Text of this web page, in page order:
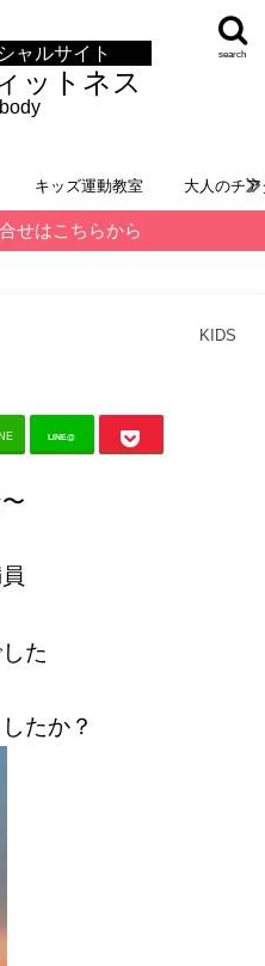
ャルサイト
ットネス
search
キッズ運動教室 大人のチ
せはこちらから
KIDS
LINE@
た
たか？